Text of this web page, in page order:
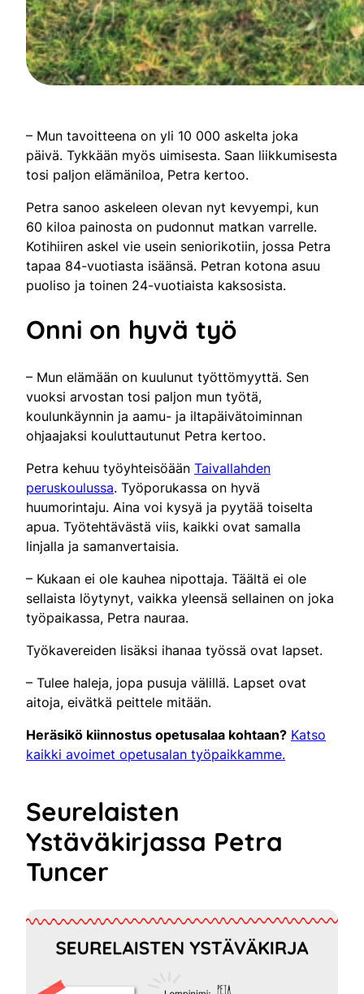
– Mun tavoitteena on yli 10 000 askelta joka
päivä. Tykkään myös uimisesta. Saan liikkumisesta
tosi paljon elämäniloa, Petra kertoo.
Petra sanoo askeleen olevan nyt kevyempi, kun
60 kiloa painosta on pudonnut matkan varrelle.
Kotihiiren askel vie usein seniorikotiin, jossa Petra
tapaa 84-vuotiasta isäänsä. Petran kotona asuu
puoliso ja toinen 24-vuotiaista kaksosista.
Onni on hyvä työ
– Mun elämään on kuulunut työttömyyttä. Sen
vuoksi arvostan tosi paljon mun työtä,
koulunkäynnin ja aamu- ja iltapäivätoiminnan
ohjaajaksi kouluttautunut Petra kertoo.
Petra kehuu työyhteisöään Taivallahden
peruskoulussa. Työporukassa on hyvä
huumorintaju. Aina voi kysyä ja pyytää toiselta
apua. Työtehtävästä viis, kaikki ovat samalla
linjalla ja samanvertaisia.
– Kukaan ei ole kauhea nipottaja. Täältä ei ole
sellaista löytynyt, vaikka yleensä sellainen on joka
työpaikassa, Petra nauraa.
Työkavereiden lisäksi ihanaa työssä ovat lapset.
– Tulee haleja, jopa pusuja välillä. Lapset ovat
aitoja, eivätkä peittele mitään.
Heräsikö kiinnostus opetusalaa kohtaan? Katso
kaikki avoimet opetusalan työpaikkamme.
Seurelaisten
Ystäväkirjassa Petra
Tuncer